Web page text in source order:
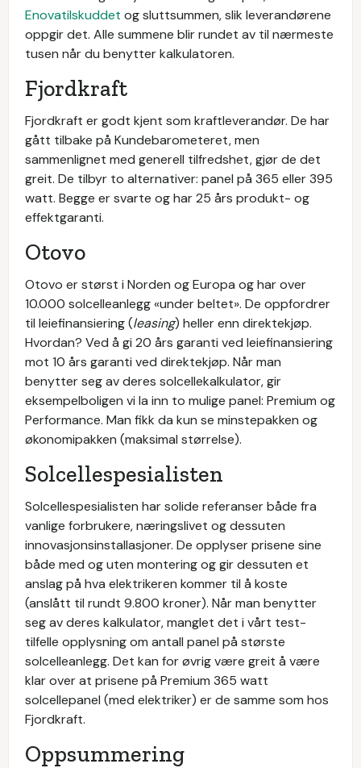
Enovatilskuddet og sluttsummen, slik leverandørene
oppgir det. Alle summene blir rundet av til nærmeste
tusen når du benytter kalkulatoren.
Fjordkraft
Fjordkraft er godt kjent som kraftleverandør. De har
gått tilbake på Kundebarometeret, men
sammenlignet med generell tilfredshet, gjør de det
greit. De tilbyr to alternativer: panel på 365 eller 395
watt. Begge er svarte og har 25 års produkt- og
effektgaranti.
Otovo
Otovo er størst i Norden og Europa og har over
10.000 solcelleanlegg «under beltet». De oppfordrer
til leiefinansiering (leasing) heller enn direktekjøp.
Hvordan? Ved å gi 20 års garanti ved leiefinansiering
mot 10 års garanti ved direktekjøp. Når man
benytter seg av deres solcellekalkulator, gir
eksempelboligen vi la inn to mulige panel: Premium og
Performance. Man fikk da kun se minstepakken og
økonomipakken (maksimal størrelse).
Solcellespesialisten
Solcellespesialisten har solide referanser både fra
vanlige forbrukere, næringslivet og dessuten
innovasjonsinstallasjoner. De opplyser prisene sine
både med og uten montering og gir dessuten et
anslag på hva elektrikeren kommer til å koste
(anslått til rundt 9.800 kroner). Når man benytter
seg av deres kalkulator, manglet det i vårt test-
tilfelle opplysning om antall panel på største
solcelleanlegg. Det kan for øvrig være greit å være
klar over at prisene på Premium 365 watt
solcellepanel (med elektriker) er de samme som hos
Fjordkraft.
Oppsummering